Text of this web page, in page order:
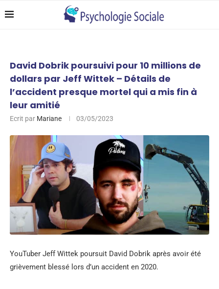
David Dobrik poursuivi pour 10 millions de
dollars par Jeff Wittek – Détails de
l’accident presque mortel qui a mis fin à
leur amitié
Ecrit par Mariane 03/05/2023
YouTuber Jeff Wittek poursuit David Dobrik après avoir été
grièvement blessé lors d’un accident en 2020.